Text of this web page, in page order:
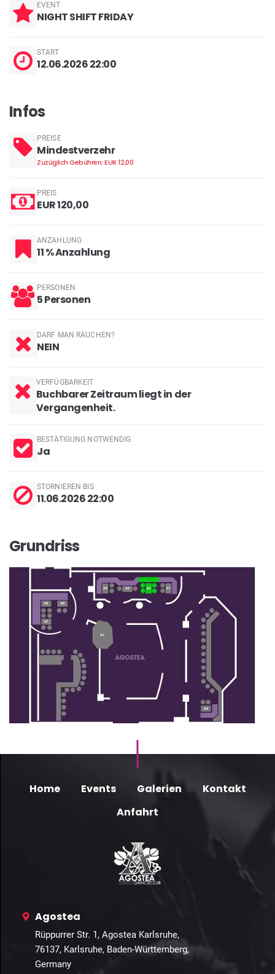
EVENT
NIGHT SHIFT FRIDAY
START
12.06.2026 22:00
Infos
PREISE
Mindestverzehr
Zuzüglich Gebühren: EUR 12,00
PREIS
EUR 120,00
ANZAHLUNG
11 % Anzahlung
PERSONEN
5 Personen
DARF MAN RAUCHEN?
NEIN
VERFÜGBARKEIT
Buchbarer Zeitraum liegt in der
Vergangenheit.
BESTÄTIGUNG NOTWENDIG
Ja
STORNIEREN BIS
11.06.2026 22:00
Grundriss
Home Events Galerien
Kontakt
Anfahrt
Agostea
Rüppurrer Str. 1, Agostea Karlsruhe,
76137, Karlsruhe, Baden-Württemberg,
Germany